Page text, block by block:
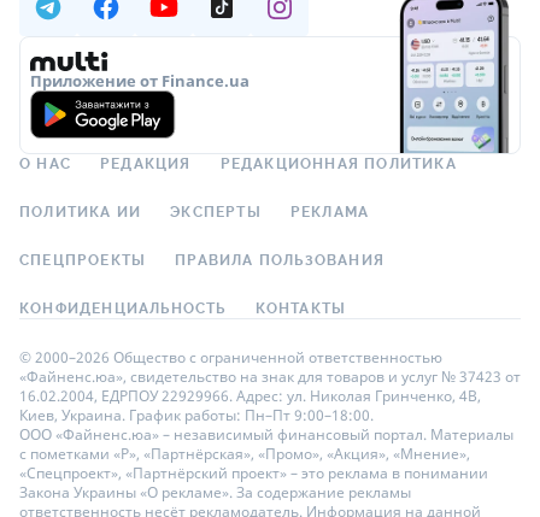
Приложение от Finance.ua
О НАС РЕДАКЦИЯ РЕДАКЦИОННАЯ ПОЛИТИКА
ПОЛИТИКА ИИ ЭКСПЕРТЫ РЕКЛАМА
СПЕЦПРОЕКТЫ ПРАВИЛА ПОЛЬЗОВАНИЯ
КОНФИДЕНЦИАЛЬНОСТЬ КОНТАКТЫ
© 2000–2026 Общество с ограниченной ответственностью
«Файненс.юа», свидетельство на знак для товаров и услуг № 37423 от
16.02.2004, ЕДРПОУ 22929966. Адрес: ул. Николая Гринченко, 4В,
Киев, Украина. График работы: Пн–Пт 9:00–18:00.
ООО «Файненс.юа» – независимый финансовый портал. Материалы
с пометками «Р», «Партнёрская», «Промо», «Акция», «Мнение»,
«Спецпроект», «Партнёрский проект» – это реклама в понимании
Закона Украины «О рекламе». За содержание рекламы
ответственность несёт рекламодатель. Информация на данной